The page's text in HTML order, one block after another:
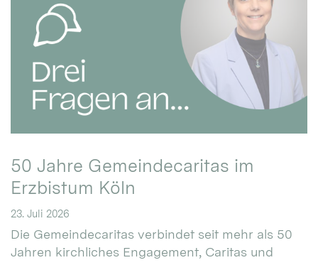
50 Jahre Gemeindecaritas im
Erzbistum Köln
23. Juli 2026
Die Gemeindecaritas verbindet seit mehr als 50
Jahren kirchliches Engagement, Caritas und